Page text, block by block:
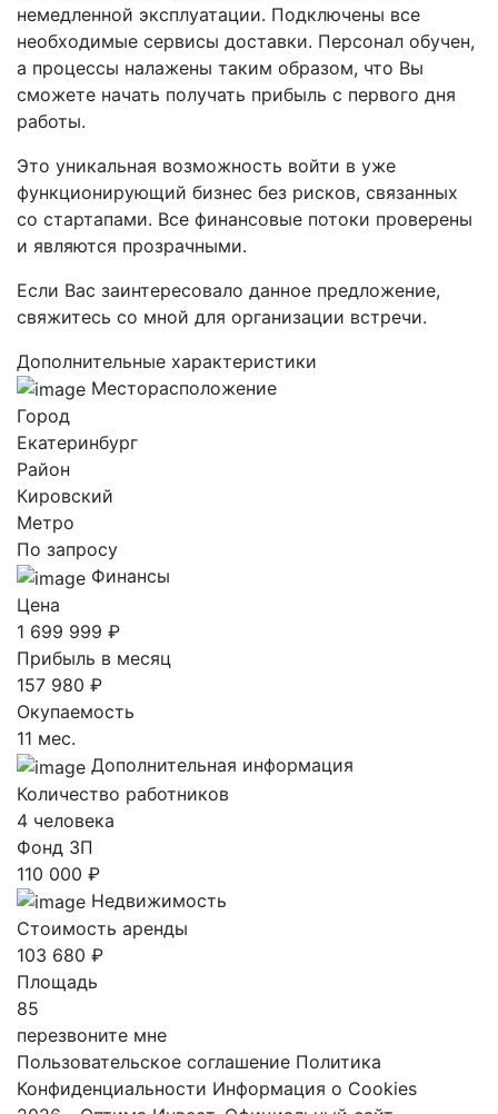
немедленной эксплуатации. Подключены все
необходимые сервисы доставки. Персонал обучен,
а процессы налажены таким образом, что Вы
сможете начать получать прибыль с первого дня
работы.
Это уникальная возможность войти в уже
функционирующий бизнес без рисков, связанных
со стартапами. Все финансовые потоки проверены
и являются прозрачными.
Если Вас заинтересовало данное предложение,
свяжитесь со мной для организации встречи.
Дополнительные характеристики
Месторасположение
Город
Екатеринбург
Район
Кировский
Метро
По запросу
Финансы
Цена
1 699 999 ₽
Прибыль в месяц
157 980 ₽
Окупаемость
11 мес.
Дополнительная информация
Количество работников
4 человека
Фонд ЗП
110 000 ₽
Недвижимость
Стоимость аренды
103 680 ₽
Площадь
85
перезвоните мне
Пользовательское соглашение Политика
Конфиденциальности Информация о Cookies